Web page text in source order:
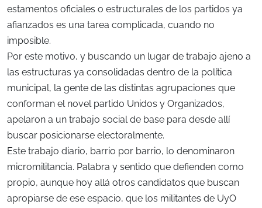
estamentos oficiales o estructurales de los partidos ya
afianzados es una tarea complicada, cuando no
imposible.
Por este motivo, y buscando un lugar de trabajo ajeno a
las estructuras ya consolidadas dentro de la política
municipal, la gente de las distintas agrupaciones que
conforman el novel partido Unidos y Organizados,
apelaron a un trabajo social de base para desde allí
buscar posicionarse electoralmente.
Este trabajo diario, barrio por barrio, lo denominaron
micromilitancia. Palabra y sentido que defienden como
propio, aunque hoy allá otros candidatos que buscan
apropiarse de ese espacio, que los militantes de UyO